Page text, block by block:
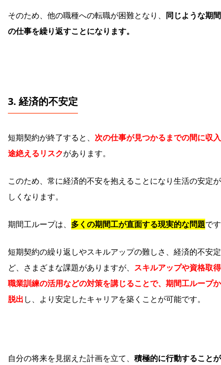
そのため、他の職種への転職が困難となり、 同じような期
の仕事を繰り返すことになります。
3. 経済的不安定
短期契約が終了すると、 次の仕事が見つかるまでの間に収
途絶えるリスクがあります。
このため、常に経済的不安を抱えることになり生活の安定
しくなります。
期間工ループは、 多くの期間工が直面する現実的な問題で
短期契約の繰り返しやスキルアップの難しさ、経済的不安
ど、さまざまな課題がありますが、 スキルアップや資格取
職業訓練の活用などの対策を講じることで、期間工ループ
脱出し、より安定したキャリアを築くことが可能です。
自分の将来を見据えた計画を立て、 積極的に行動すること